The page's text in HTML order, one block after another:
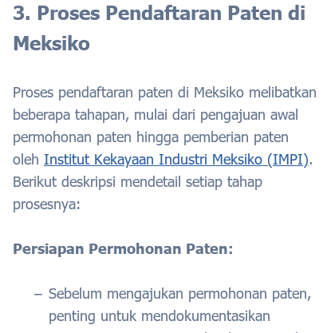
3. Proses Pendaftaran Paten di
Meksiko
Proses pendaftaran paten di Meksiko melibatkan
beberapa tahapan, mulai dari pengajuan awal
permohonan paten hingga pemberian paten
oleh Institut Kekayaan Industri Meksiko (IMPI).
Berikut deskripsi mendetail setiap tahap
prosesnya:
Persiapan Permohonan Paten:
Sebelum mengajukan permohonan paten,
penting untuk mendokumentasikan